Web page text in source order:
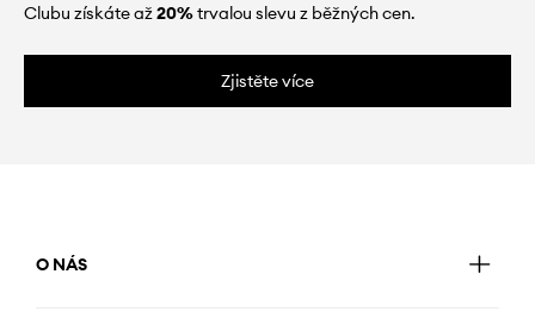
Clubu získáte až20%trvalou slevu z běžných cen.
Zjistěte více
O NÁS